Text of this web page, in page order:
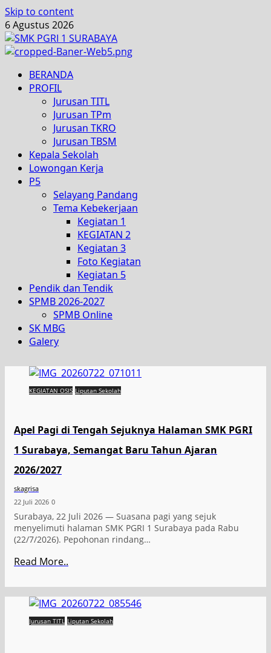
Skip to content
6 Agustus 2026
BERANDA
PROFIL
Jurusan TITL
Jurusan TPm
Jurusan TKRO
Jurusan TBSM
Kepala Sekolah
Lowongan Kerja
P5
Selayang Pandang
Tema Kebekerjaan
Kegiatan 1
KEGIATAN 2
Kegiatan 3
Foto Kegiatan
Kegiatan 5
Pendik dan Tendik
SPMB 2026-2027
SPMB Online
SK MBG
Galery
KEGIATAN OSIS Liputan Sekolah
Apel Pagi di Tengah Sejuknya Halaman SMK PGRI
1 Surabaya, Semangat Baru Tahun Ajaran
2026/2027
skagrisa
22 Juli 2026 0
Surabaya, 22 Juli 2026 — Suasana pagi yang sejuk
menyelimuti halaman SMK PGRI 1 Surabaya pada Rabu
(22/7/2026). Pepohonan rindang…
Read More..
Jurusan TITL Liputan Sekolah